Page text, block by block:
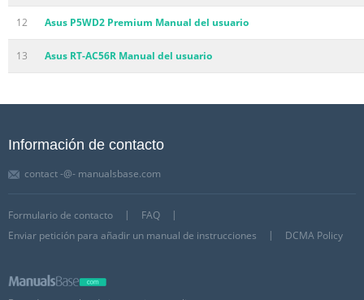
12 Asus P5WD2 Premium Manual del usuario
13 Asus RT-AC56R Manual del usuario
Información de contacto
contact -@- manualsbase.com
Formulario de contacto
FAQ
Enviar petición para añadir un manual de instrucciones
DCMA Policy